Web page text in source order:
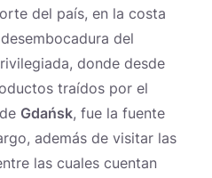
del país, en la costa
del
donde desde
traídos por el
Gdańsk, fue la fuente
además de visitar las
las cuales cuentan